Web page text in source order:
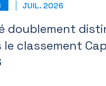
JUIL. 2026
doublement
le classement